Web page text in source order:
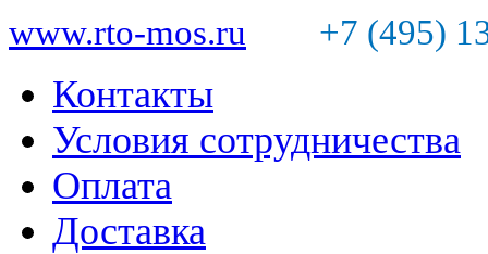
www.rto-mos.ru +7 (495)
Контакты
Условия сотрудничества
Оплата
Доставка